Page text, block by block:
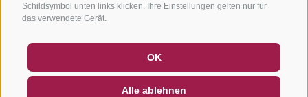
Schildsymbol unten links klicken. Ihre Einstellungen gelten nur für
das verwendete Gerät.
OK
Alle ablehnen
NEWSLETTER
SOCIAL WALL WETTER